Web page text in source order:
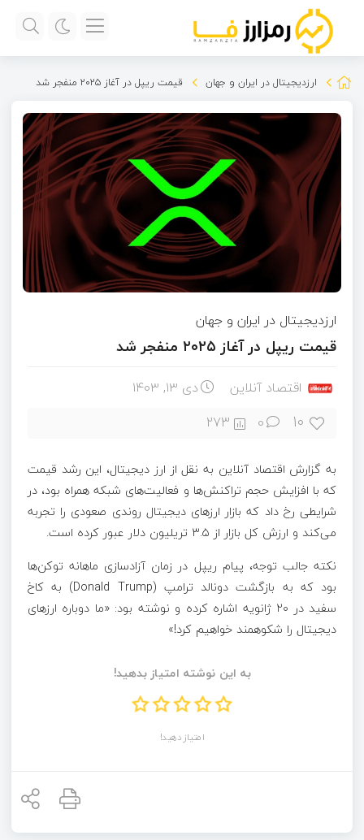
ارزدیجیتال در ایران و جهان قیمت ریپل در آغاز ۲۰۲۵ منفجر شد
ارزدیجیتال در ایران و جهان
قیمت ریپل در آغاز ۲۰۲۵ منفجر شد
اقتصاد آنلاین دی ۱۳, ۱۴۰۳
10
0
273
به گزارش اقتصاد آنلاین به نقل از ارز دیجیتال، این رشد قیمت
که با افزایش حجم تراکنش‌ها و فعالیت‌های شبکه همراه بود، در
شرایطی رخ داد که بازار ارزهای دیجیتال روندی صعودی را تجربه
می‌کند و ارزش کل بازار از ۳.۵ تریلیون دلار عبور کرده است.
نکته جالب توجه، پیام ریپل در زمان آزادسازی ماهانه توکن‌ها
بود که به بازگشت دونالد ترامپ (Donald Trump) به کاخ
سفید در ۲۰ ژانویه اشاره کرده و نوشته بود: «ما دوباره ارزهای
دیجیتال را شکوهمند خواهیم کرد!»
به این نوشته امتیاز بدهید!
امتیاز دهید!